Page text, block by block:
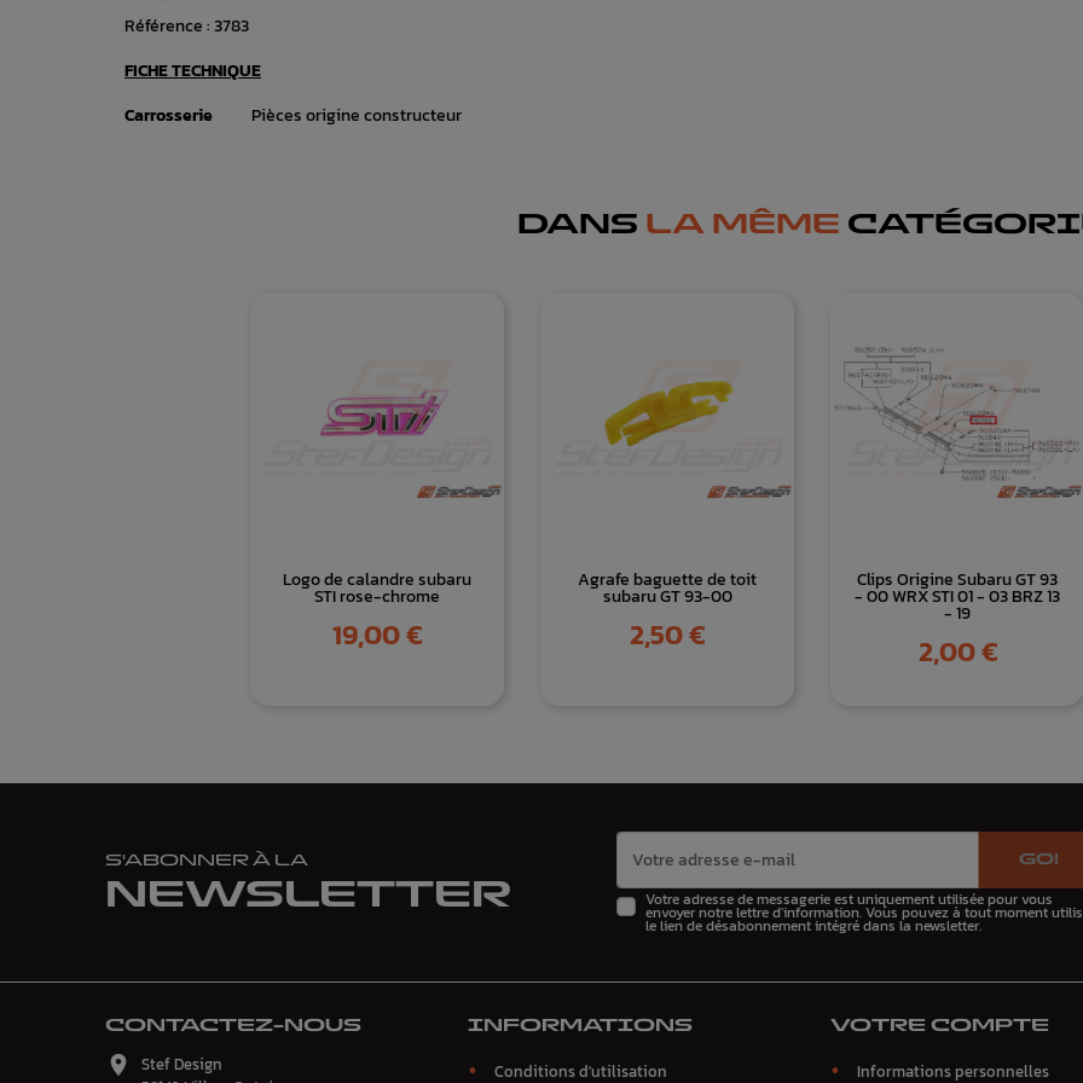
Référence :3783
FICHE TECHNIQUE
Carrosserie
Pièces origine constructeur
DANS LA MÊME
Logo de calandre subaru
STI rose-chrome
Prix
19,00 €
Agrafe baguette de toit
subaru GT 93-00
Prix
2,50 €
Clips Origine Subaru GT 93
- 00 WRX STI 01 - 03 BRZ 13
- 19
Prix
2,00 €
S'ABONNER À LA
NEWSLETTER
GO!
Votre adresse de messagerie est uniquement utilisée pour vous
envoyer notre lettre d'information. Vous pouvez à tout moment
le lien de désabonnement intégré dans la newsletter.
CONTACTEZ-NOUS

Stef Design
INFORMATIONS
Conditions d'utilisation
VOTRE COMPTE
Informations personnelles